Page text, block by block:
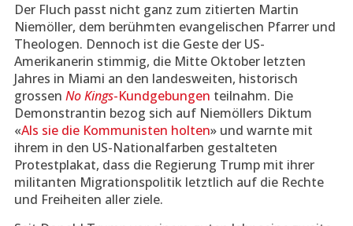
Der Fluch passt nicht ganz zum zitierten Martin
Niemöller, dem berühmten evangelischen Pfarrer und
Theologen. Dennoch ist die Geste der US-
Amerikanerin stimmig, die Mitte Oktober letzten
Jahres in Miami an den landesweiten, historisch
grossen No Kings-Kundgebungen teilnahm. Die
Demonstrantin bezog sich auf Niemöllers Diktum
«Als sie die Kommunisten holten» und warnte mit
ihrem in den US-Nationalfarben gestalteten
Protestplakat, dass die Regierung Trump mit ihrer
militanten Migrationspolitik letztlich auf die Rechte
und Freiheiten aller ziele.